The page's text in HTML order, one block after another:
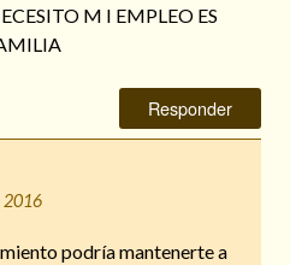
M I EMPLEO ES
Responder
2016
podría mantenerte a